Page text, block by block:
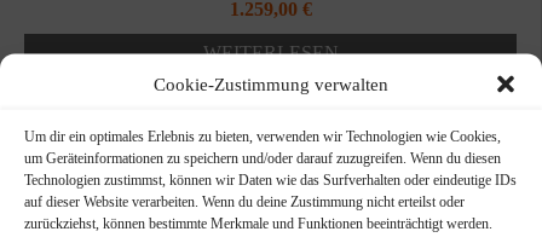
Cookie-Zustimmung verwalten
Um dir ein optimales Erlebnis zu bieten, verwenden wir Technologien wie Cookies,
um Geräteinformationen zu speichern und/oder darauf zuzugreifen. Wenn du diesen
Technologien zustimmst, können wir Daten wie das Surfverhalten oder eindeutige IDs
auf dieser Website verarbeiten. Wenn du deine Zustimmung nicht erteilst oder
zurückziehst, können bestimmte Merkmale und Funktionen beeinträchtigt werden.
1.259,00 €
WEITERLESEN